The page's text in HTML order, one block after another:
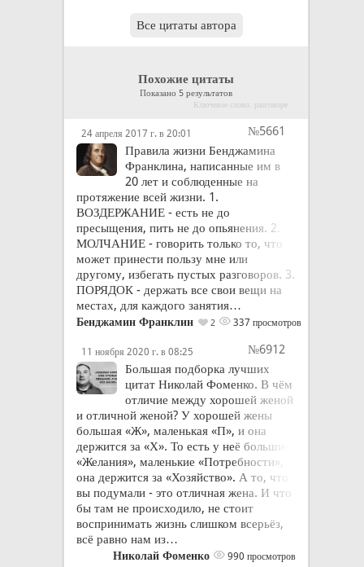
Все цитаты автора
Похожие цитаты
Показано 5 результатов
Ключевое слово: разговоре
24 апреля 2017 г. в 20:01
№5661
Правила жизни Бенджамина
Франклина, написанные им в
20 лет и соблюденные на
протяжение всей жизни. 1.
ВОЗДЕРЖАНИЕ - есть не до
пресыщения, пить не до опьянения. 2.
МОЛЧАНИЕ - говорить только то, что
может принести пользу мне или
другому, избегать пустых разговоров. 3.
ПОРЯДОК - держать все свои вещи на
местах, для каждого занятия…
Бенджамин Франклин 2 337 просмотров
11 ноября 2020 г. в 08:25
№6912
Большая подборка лучших
цитат Николай Фоменко. В чём
отличие между хорошей женой
и отличной женой? У хорошей жены
большая «Ж», маленькая «П», и она
держится за «Х». То есть у неё большие
«Желания», маленькие «Потребности», и
она держится за «Хозяйство». А то, что
вы подумали - это отличная жена. И что
бы там не происходило, не стоит
воспринимать жизнь слишком всерьёз,
всё равно нам из…
Николай Фоменко 990 просмотров